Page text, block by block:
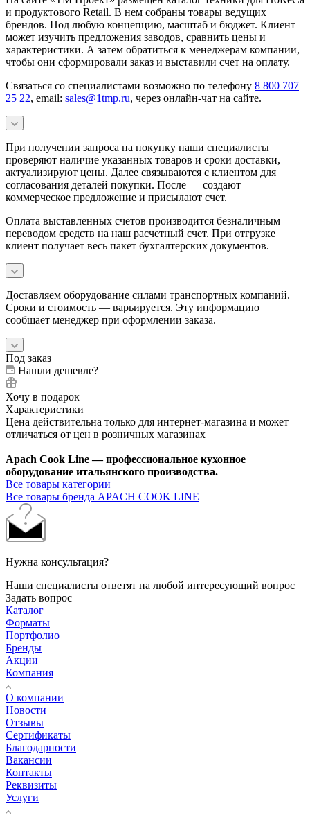
и продуктового Retail. В нем собраны товары ведущих
брендов. Под любую концепцию, масштаб и бюджет. Клиент
может изучить предложения заводов, сравнить цены и
характеристики. А затем обратиться к менеджерам компании,
чтобы они сформировали заказ и выставили счет на оплату.
Связаться со специалистами возможно по телефону 8 800 707
25 22, email: sales@1tmp.ru, через онлайн-чат на сайте.
При получении запроса на покупку наши специалисты
проверяют наличие указанных товаров и сроки доставки,
актуализируют цены. Далее связываются с клиентом для
согласования деталей покупки. После — создают
коммерческое предложение и присылают счет.
Оплата выставленных счетов производится безналичным
переводом средств на наш расчетный счет. При отгрузке
клиент получает весь пакет бухгалтерских документов.
Доставляем оборудование силами транспортных компаний.
Сроки и стоимость — варьируется. Эту информацию
сообщает менеджер при оформлении заказа.
Под заказ
Нашли дешевле?
Хочу в подарок
Характеристики
Цена действительна только для интернет-магазина и может
отличаться от цен в розничных магазинах
Apach Cook Line — профессиональное кухонное
оборудование итальянского производства.
Все товары категории
Все товары бренда APACH COOK LINE
Нужна консультация?
Наши специалисты ответят на любой интересующий вопрос
Задать вопрос
Каталог
Форматы
Портфолио
Бренды
Акции
Компания
О компании
Новости
Отзывы
Сертификаты
Благодарности
Вакансии
Контакты
Реквизиты
Услуги